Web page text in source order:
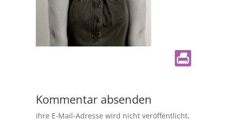
Kommentar absenden
Ihre E-Mail-Adresse wird nicht veröffentlicht,